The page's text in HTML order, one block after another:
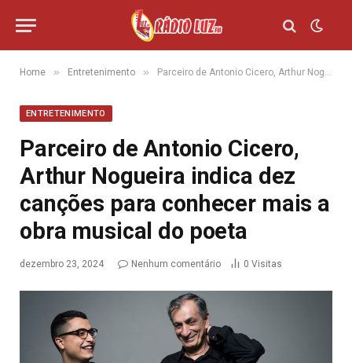
Home » Entretenimento » Parceiro de Antonio Cicero, Arthur Nogueira indica dez canções para conhecer mais a obra musical do poeta
ENTRETENIMENTO
Parceiro de Antonio Cicero,
Arthur Nogueira indica dez
canções para conhecer mais a
obra musical do poeta
dezembro 23, 2024 Nenhum comentário 0 Visitas